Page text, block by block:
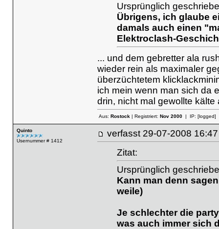
Ursprünglich
Übrigens, ich glaube
damals auch einen
Elektroclash-
... und dem gebretter ala
wieder rein als maximaler
überzüchtetem
ich mein wenn man sich da
drin, nicht mal gewollte
Aus: Rostock| Registriert: Nov 2000| IP: [logged]
Quinto
Usernummer # 1412
verfasst 29-07-2008
Zitat:
Ursprünglich
Kann man denn
weile)
Je schlechter die
was auch immer sich